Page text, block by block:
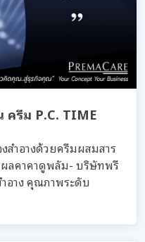
ครีม P.C. TIME
สำอางด้วยครีมผสมสาร
ลคาคาดูพลัม- บริษัทพรี
อาง คุณภาพระดับ